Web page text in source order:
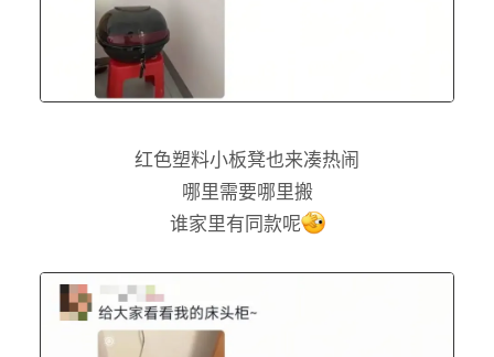
红色塑料小板凳也来凑热闹
哪里需要哪里搬
谁家里有同款呢